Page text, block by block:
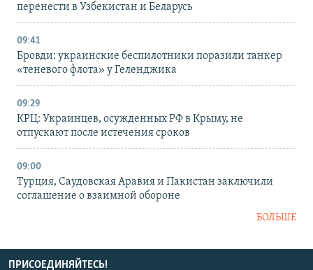
перенести в Узбекистан и Беларусь
09:41
Бровди: украинские беспилотники поразили танкер
«теневого флота» у Геленджика
09:29
КРЦ: Украинцев, осужденных РФ в Крыму, не
отпускают после истечения сроков
09:00
Турция, Саудовская Аравия и Пакистан заключили
соглашение о взаимной обороне
БОЛЬШЕ
ПРИСОЕДИНЯЙТЕСЬ!